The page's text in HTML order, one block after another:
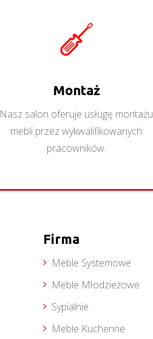
Montaż
Nasz salon oferuje usługę montażu
mebli przez wykwalifikowanych
pracowników.
Firma
Meble Systemowe
Meble Młodzieżowe
Sypialnie
Meble Kuchenne